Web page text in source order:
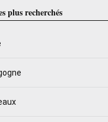
plus recherchés